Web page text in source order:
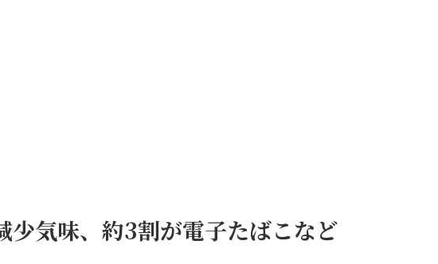
少気味、約3割が電子たばこなど